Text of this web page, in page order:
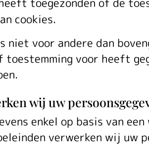
cookies.
niet voor andere dan
voor heeft
wij uw
enkel op basis van
verwerken wij uw